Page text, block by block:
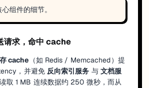
组件的细节。
请求，命中 cache
cache （如 Redis / Memcached）提
，并避免 反向索引服务 与 文档服
取 1 MB 连续数据约 250 微秒，而从